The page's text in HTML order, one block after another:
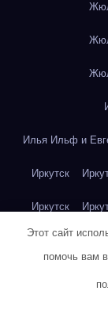
Илья Ильф и
Иркутск
Иркутск
Иркутск
Этот сайт
помочь вам